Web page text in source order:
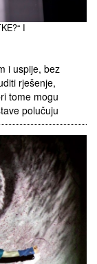
I
i uspije, bez
rješenje,
tome mogu
polučuju